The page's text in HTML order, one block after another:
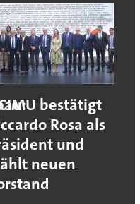
bestätigt
Rosa als
und
neuen